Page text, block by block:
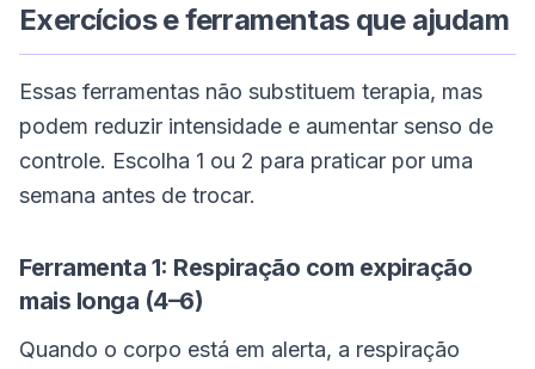
Exercícios e ferramentas que ajudam
Essas ferramentas não substituem terapia, mas
podem reduzir intensidade e aumentar senso de
controle. Escolha 1 ou 2 para praticar por uma
semana antes de trocar.
Ferramenta 1: Respiração com expiração
mais longa (4–6)
Quando o corpo está em alerta, a respiração